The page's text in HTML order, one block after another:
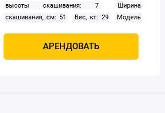
высоты скашивания: 7
Ширина
скашивания, см: 51
Вес, кг: 29
Модель
Мощность, кВт: 2.1
АРЕНДОВАТЬ